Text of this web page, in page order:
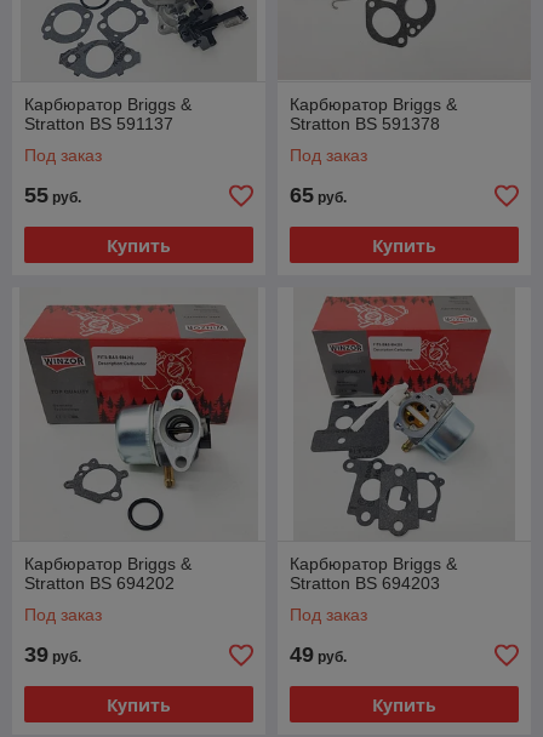
Карбюратор Briggs &
Stratton BS 591137
Под заказ
55 руб.
Купить
Карбюратор Briggs &
Stratton BS 591378
Под заказ
65 руб.
Купить
Карбюратор Briggs &
Stratton BS 694202
Под заказ
39 руб.
Купить
Карбюратор Briggs &
Stratton BS 694203
Под заказ
49 руб.
Купить